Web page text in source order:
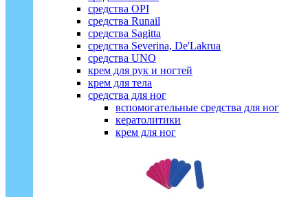
средства OPI
средства Runail
средства Sagitta
средства Severina, De'Lakrua
средства UNO
крем для рук и ногтей
крем для тела
средства для ног
вспомогательные средства для ног
кератолитики
крем для ног